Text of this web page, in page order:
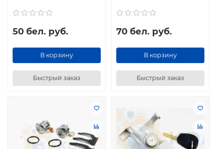
50 бел. руб.
В корзину
Быстрый заказ
70 бел. руб.
В корзину
Быстрый заказ